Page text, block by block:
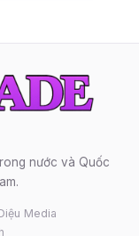
nước và Quốc
Media